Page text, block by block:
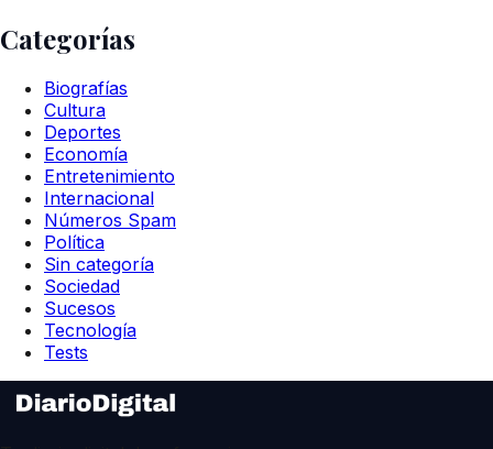
Categorías
Biografías
Cultura
Deportes
Economía
Entretenimiento
Internacional
Números Spam
Política
Sin categoría
Sociedad
Sucesos
Tecnología
Tests